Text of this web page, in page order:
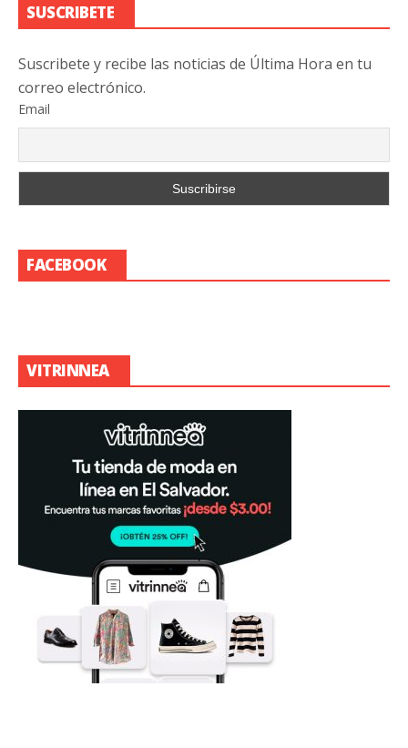
SUSCRIBETE
Suscribete y recibe las noticias de Última Hora en tu
correo electrónico.
Email
FACEBOOK
VITRINNEA